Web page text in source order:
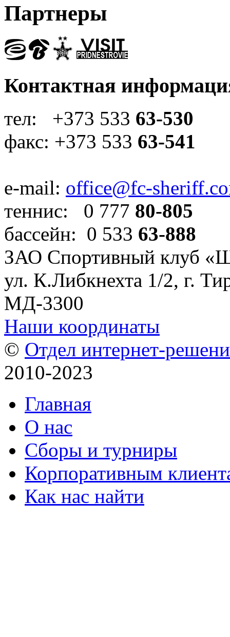
Партнеры
Контактная
тел: +373 533 63-530
факс: +373 533 63-541
e-mail: office@fc-
теннис: 0 777 80-805
бассейн: 0 533 63-888
ЗАО Спортивный клуб
ул. К.Либкнехта 1/2, г.
МД-3300
Наши координаты
© Отдел интернет-
2010-2023
Главная
О нас
Сборы и турниры
Корпоративным
Как нас найти